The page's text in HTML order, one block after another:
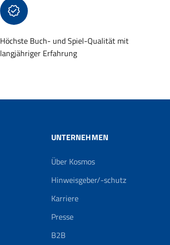
Höchste Buch- und Spiel-Qualität mit
langjähriger Erfahrung
UNTERNEHMEN
Über Kosmos
Hinweisgeber/-schutz
Karriere
Presse
B2B